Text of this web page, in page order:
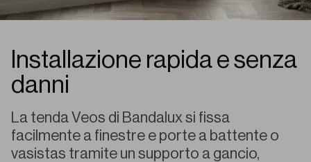
Installazione rapida e senza
danni
La tenda Veos di Bandalux si fissa
facilmente a finestre e porte a battente o
vasistas tramite un supporto a gancio,